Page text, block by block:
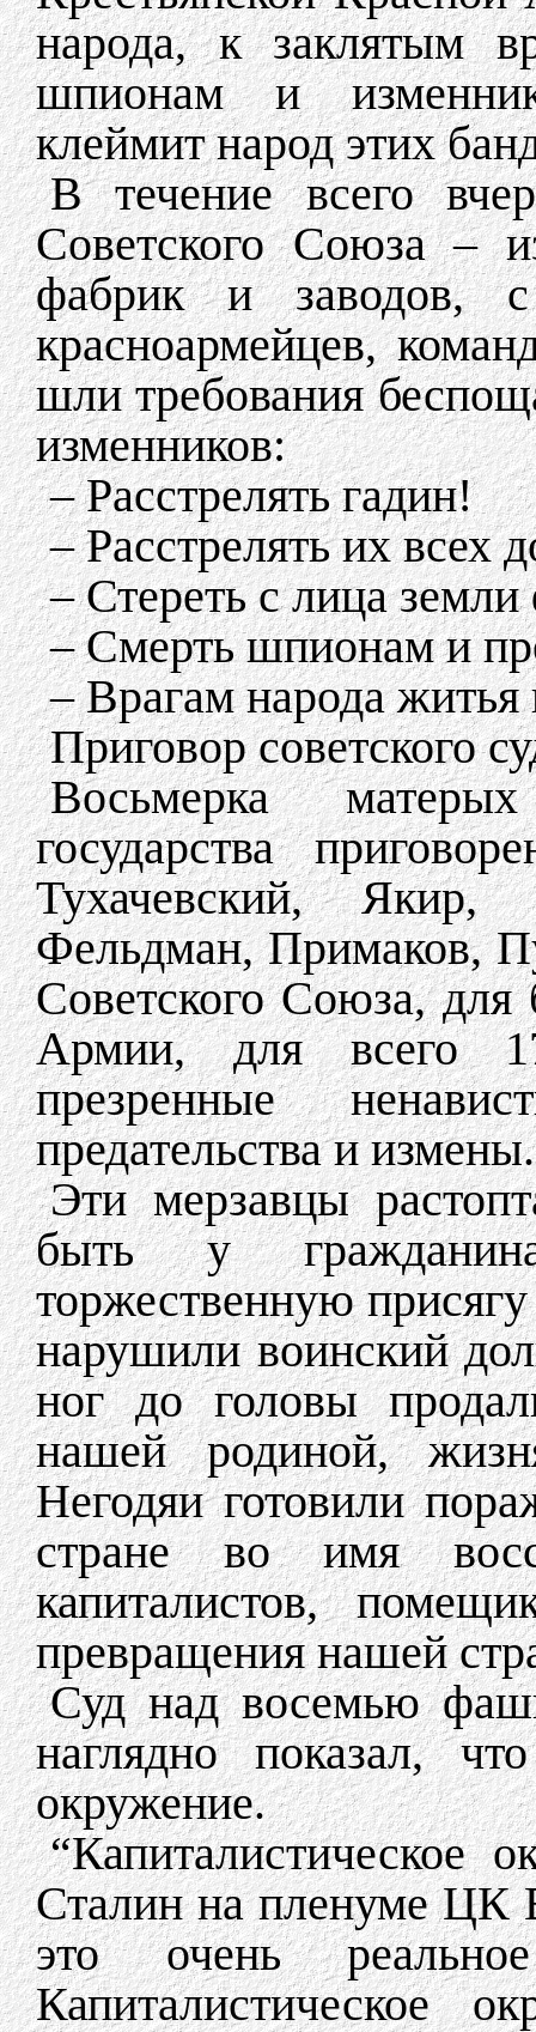
народа, к заклятым
шпионам и
клеймит народ этих
В течение всего
Советского Союза –
фабрик и заводов,
красноармейцев,
шли требования
изменников:
– Расстрелять гадин!
– Расстрелять их всех
– Стереть с лица
– Смерть шпионам и
– Врагам народа
Приговор советского
Восьмерка
государства
Тухачевский,
Фельдман, Примаков,
Советского Союза,
Армии, для всего
презренные
предательства и измены.
Эти мерзавцы
быть у
торжественную
нарушили воинский
ног до головы
нашей родиной,
Негодяи готовили
стране во имя
капиталистов,
превращения нашей
Суд над восемью
наглядно показал,
окружение.
“Капиталистическое
Сталин на пленуме ЦК
это очень
Капиталистическое